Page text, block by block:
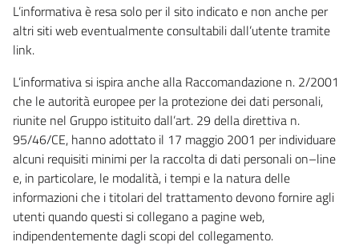
L’informativa è resa solo per il sito indicato e non anche per
altri siti web eventualmente consultabili dall’utente tramite
link.
L’informativa si ispira anche alla Raccomandazione n. 2/2001
che le autorità europee per la protezione dei dati personali,
riunite nel Gruppo istituito dall’art. 29 della direttiva n.
95/46/CE, hanno adottato il 17 maggio 2001 per individuare
alcuni requisiti minimi per la raccolta di dati personali on–line
e, in particolare, le modalità, i tempi e la natura delle
informazioni che i titolari del trattamento devono fornire agli
utenti quando questi si collegano a pagine web,
indipendentemente dagli scopi del collegamento.